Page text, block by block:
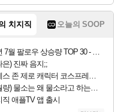
치지직 오늘의 SOOP
월 팔로우 상승량 TOP 30 - 월간 치지직
은) 진짜 음지;;
존 제로 캐릭터 코스프레한 꽁주
소는 왜 물소라고 하는거야? 아! 그만 ㅋㅋ 알았어 ㅋㅋ
직 애플TV 앱 출시